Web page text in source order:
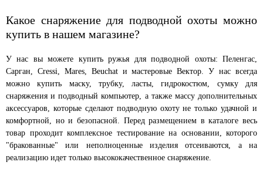
Какое снаряжение для подводной охоты можно
купить в нашем магазине?
У нас вы можете купить ружья для подводной охоты: Пеленгас,
Сарган, Cressi, Mares, Beuchat и мастеровые Вектор. У нас всегда
можно купить маску, трубку, ласты, гидрокостюм, сумку для
снаряжения и подводный компьютер, а также массу дополнительных
аксессуаров, которые сделают подводную охоту не только удачной и
комфортной, но и безопасной. Перед размещением в каталоге весь
товар проходит комплексное тестирование на основании, которого
"бракованные" или неполноценные изделия отсеиваются, а на
реализацию идет только высококачественное снаряжение.